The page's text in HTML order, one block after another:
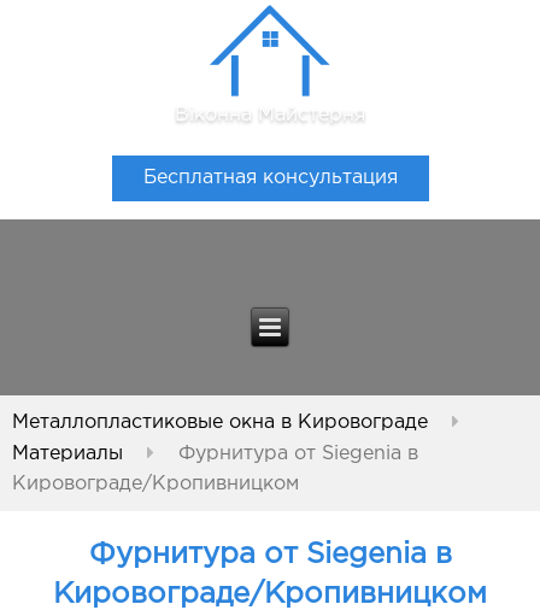
Віконна Майстерня
Бесплатная консультация
Металлопластиковые окна в Кировограде
Материалы
Фурнитура от Siegenia в
Кировограде/Кропивницком
Фурнитура от Siegenia в
Кировограде/Кропивницком